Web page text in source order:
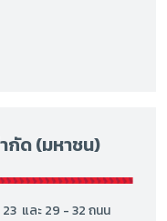
กัด (มหาชน)
23 และ 29 - 32 ถนน